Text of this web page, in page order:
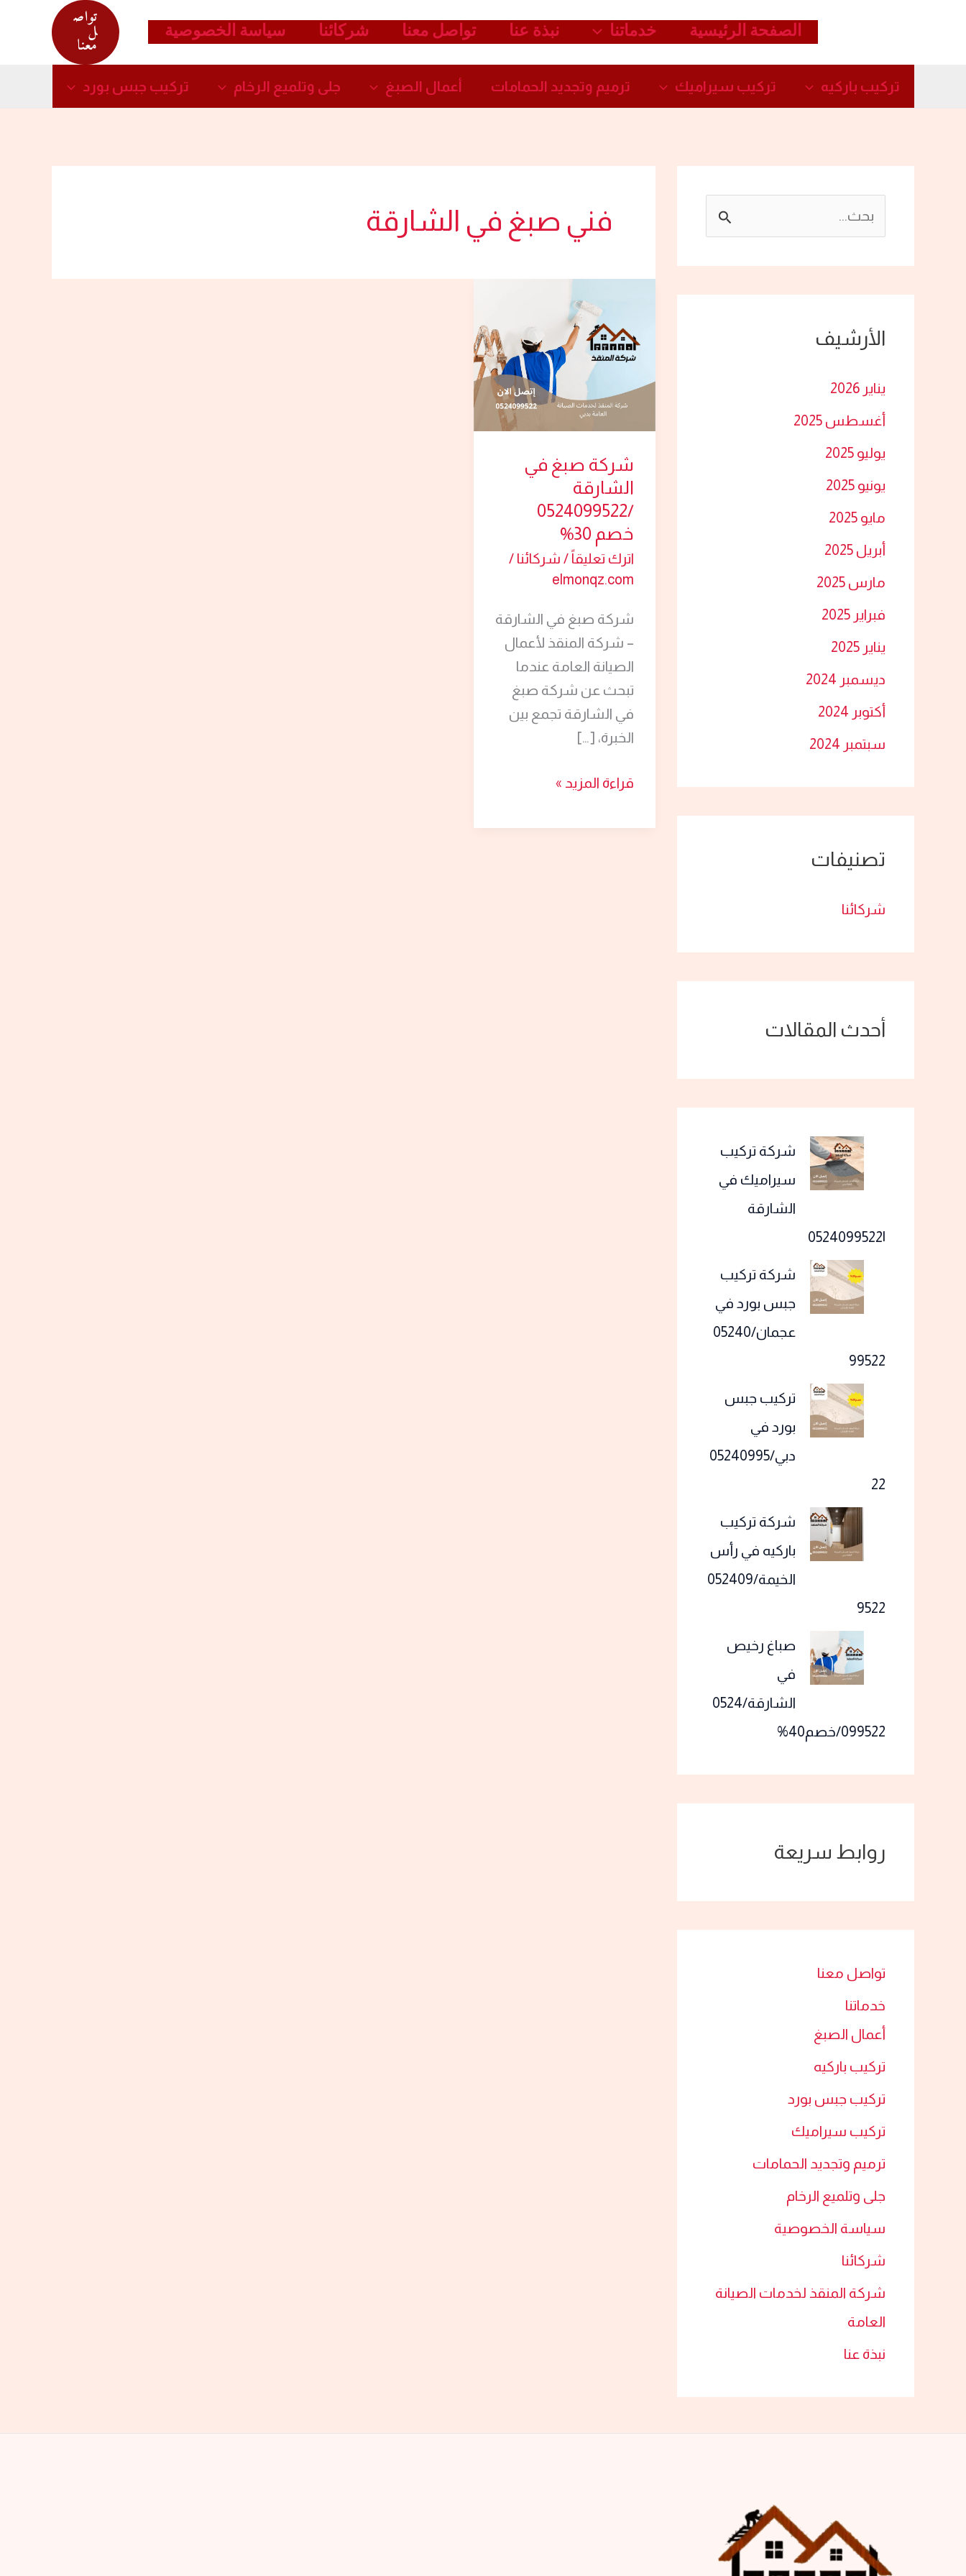
الصفحة الرئيسية خدماتنا نبذة عنا تواصل معنا شركائنا سياسة الخصوصية
تواص
ل
معنا
تركيب باركيه تركيب سيراميك​ ترميم وتجديد الحمامات​ أعمال الصبغ​ جلى وتلميع الرخام​ تركيب جبس بورد​
ث
ن
:
الأرشيف
يناير 2026
أغسطس 2025
يوليو 2025
يونيو 2025
مايو 2025
أبريل 2025
مارس 2025
فبراير 2025
يناير 2025
ديسمبر 2024
أكتوبر 2024
سبتمبر 2024
تصنيفات
شركائنا
أحدث المقالات
شركة تركيب
سيراميك في
الشارقة
شركة تركيب
جبس بورد في
عجمان/05240
99522
تركيب جبس
بورد في
دبي/05240995
22
شركة تركيب
باركيه في رأس
الخيمة/052409
9522
صباغ رخيص
في
الشارقة/0524
099522/خصم40%
روابط سريعة
تواصل معنا
خدماتنا
أعمال الصبغ​
تركيب باركيه
تركيب جبس بورد​
تركيب سيراميك​
ترميم وتجديد الحمامات​
جلى وتلميع الرخام​
سياسة الخصوصية
شركائنا
شركة المنقذ لخدمات الصيانة
العامة
نبذة عنا
فني صبغ في الشارقة
شركة صبغ في
الشارقة
/0524099522
خصم 30%
اترك تعليقاً / شركائنا /
elmonqz.com
شركة صبغ في الشارقة
– شركة المنقذ لأعمال
الصيانة العامة عندما
تبحث عن شركة صبغ
في الشارقة تجمع بين
الخبرة، […]
في
الشارقة
/0524099522
خصم
30%
قراءة المزيد »